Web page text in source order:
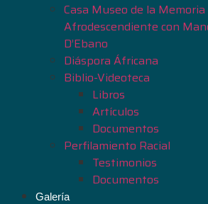
Casa Museo de la Memoria
Afrodescendiente con
D’Ebano
Diáspora Áfricana
Biblio-Videoteca
Libros
Artículos
Documentos
Perfilamiento Racial
Testimonios
Documentos
Galería